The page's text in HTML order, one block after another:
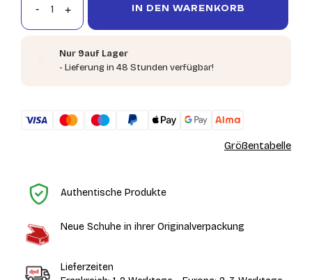
IN DEN WARENKORB
Nur 9auf Lager
- Lieferung in 48 Stunden verfügbar!
Größentabelle
Authentische Produkte
Neue Schuhe in ihrer Originalverpackung
Lieferzeiten